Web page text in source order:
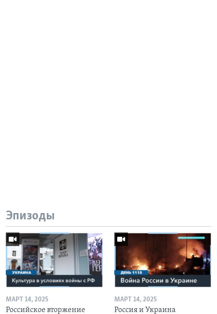
Эпизоды
МАРТ 14, 2025
Российское вторжение
МАРТ 14, 2025
Россия и Украина